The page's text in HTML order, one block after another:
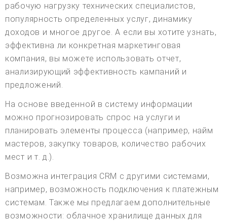
рабочую нагрузку технических специалистов,
популярность определенных услуг, динамику
доходов и многое другое. А если вы хотите узнать,
эффективна ли конкретная маркетинговая
компания, вы можете использовать отчет,
анализирующий эффективность кампаний и
предложений.
На основе введенной в систему информации
можно прогнозировать спрос на услуги и
планировать элементы процесса (например, найм
мастеров, закупку товаров, количество рабочих
мест и т. д.).
Возможна интеграция CRM с другими системами,
например, возможность подключения к платежным
системам. Также мы предлагаем дополнительные
возможности: облачное хранилище данных для